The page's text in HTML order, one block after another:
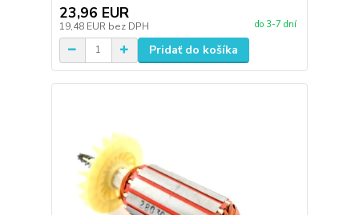
23,96 EUR
19,48 EUR bez DPH do 3-7 dní
Pridať do košíka